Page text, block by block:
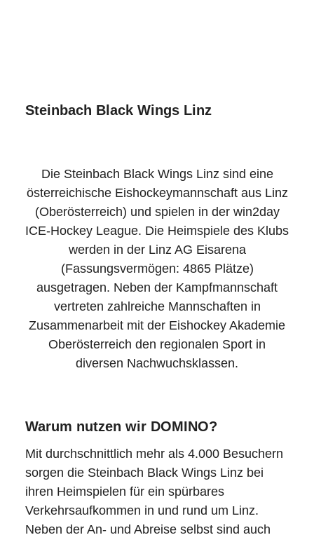
Steinbach Black Wings Linz
Die Steinbach Black Wings Linz sind eine
österreichische Eishockeymannschaft aus Linz
(Oberösterreich) und spielen in der win2day
ICE-Hockey League. Die Heimspiele des Klubs
werden in der Linz AG Eisarena
(Fassungsvermögen: 4865 Plätze)
ausgetragen. Neben der Kampfmannschaft
vertreten zahlreiche Mannschaften in
Zusammenarbeit mit der Eishockey Akademie
Oberösterreich den regionalen Sport in
diversen Nachwuchsklassen.
Warum nutzen wir DOMINO?
Mit durchschnittlich mehr als 4.000 Besuchern
sorgen die Steinbach Black Wings Linz bei
ihren Heimspielen für ein spürbares
Verkehrsaufkommen in und rund um Linz.
Neben der An- und Abreise selbst sind auch